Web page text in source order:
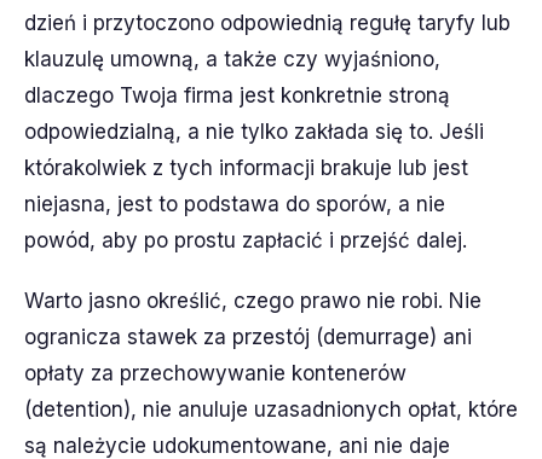
dzień i przytoczono odpowiednią regułę taryfy lub
klauzulę umowną, a także czy wyjaśniono,
dlaczego Twoja firma jest konkretnie stroną
odpowiedzialną, a nie tylko zakłada się to. Jeśli
którakolwiek z tych informacji brakuje lub jest
niejasna, jest to podstawa do sporów, a nie
powód, aby po prostu zapłacić i przejść dalej.
Warto jasno określić, czego prawo nie robi. Nie
ogranicza stawek za przestój (demurrage) ani
opłaty za przechowywanie kontenerów
(detention), nie anuluje uzasadnionych opłat, które
są należycie udokumentowane, ani nie daje